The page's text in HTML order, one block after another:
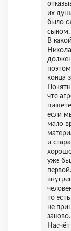
их
было
сыном,
В
конца
что
если
мало
и
хорошо
уже
то
не